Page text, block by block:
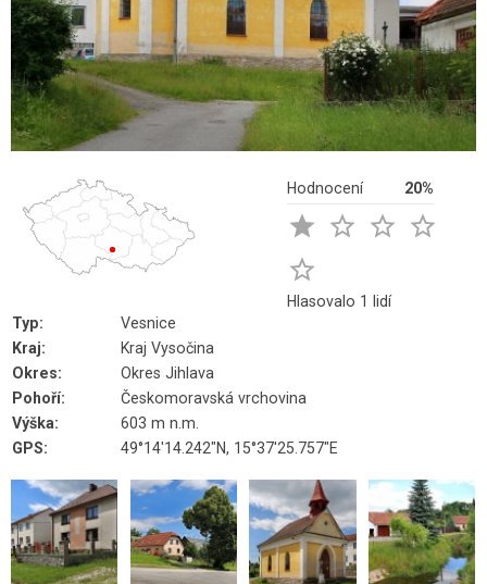
Hodnocení 20%
   

Hlasovalo 1 lidí
Typ:
Vesnice
Kraj:
Kraj Vysočina
Okres:
Okres Jihlava
Pohoří:
Českomoravská vrchovina
Výška:
603 m n.m.
GPS:
49°14'14.242"N, 15°37'25.757"E